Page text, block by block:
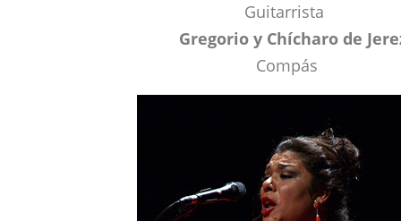
Guitarrista
Gregorio y Chícharo de
Compás